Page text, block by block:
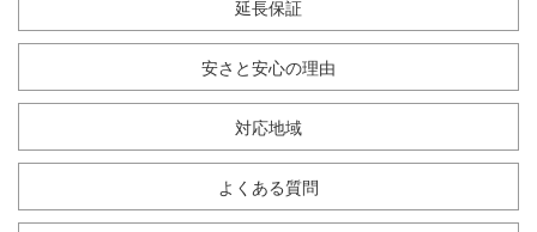
延長保証
安さと安心の理由
対応地域
よくある質問